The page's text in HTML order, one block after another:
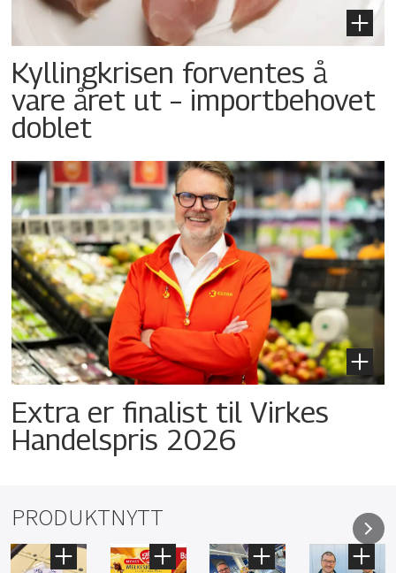
Kyllingkrisen forventes å
vare året ut – importbehovet
doblet
Extra er finalist til Virkes
Handelspris 2026
PRODUKTNYTT